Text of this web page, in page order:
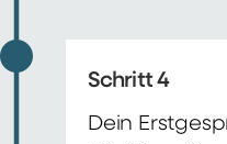
Schritt 4
Dein